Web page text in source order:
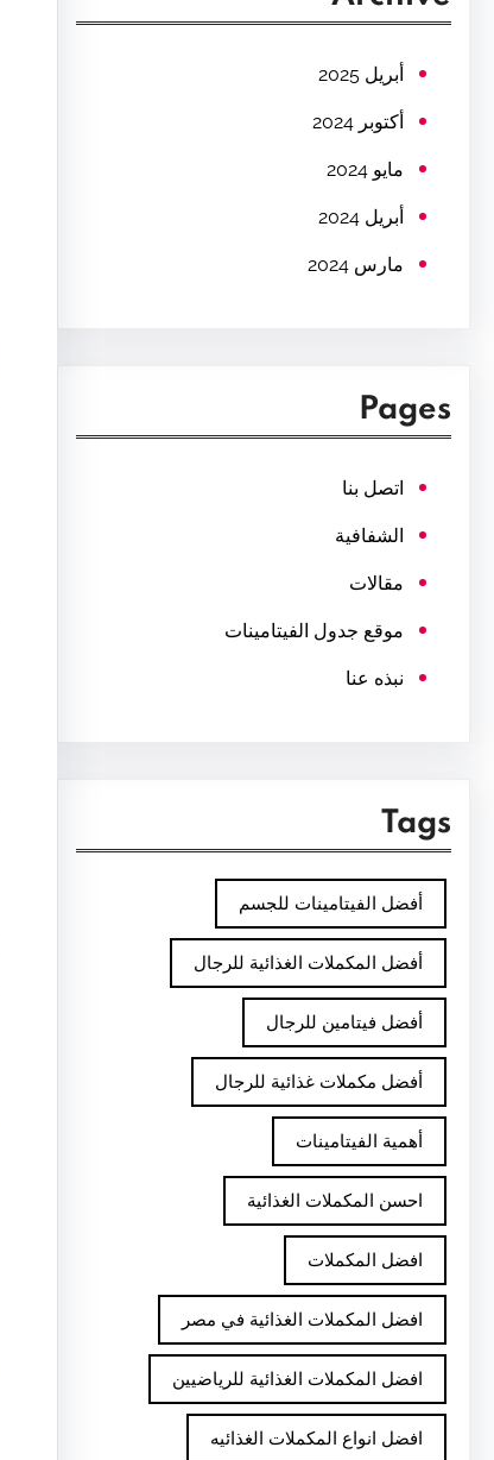
c
أبريل 2025
أكتوبر 2024
مايو 2024
أبريل 2024
مارس 2024
Pages
اتصل بنا
الشفافية
مقالات
موقع جدول الفيتامينات
نبذه عنا
Tags
أفضل الفيتامينات للجسم
أفضل المكملات الغذائية للرجال
أفضل فيتامين للرجال
أفضل مكملات غذائية للرجال
أهمية الفيتامينات
احسن المكملات الغذائية
افضل المكملات
افضل المكملات الغذائية في مصر
افضل المكملات الغذائية للرياضيين
افضل انواع المكملات الغذائيه